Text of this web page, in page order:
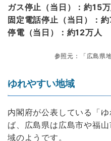
ガス停止（当日）：約15万
固定電話停止（当日）：約
停電（当日）：約12万人
参照元：「広島県
ゆれやすい地域
内閣府が公表している「
ば、広島県は広島市や福
域のようです。